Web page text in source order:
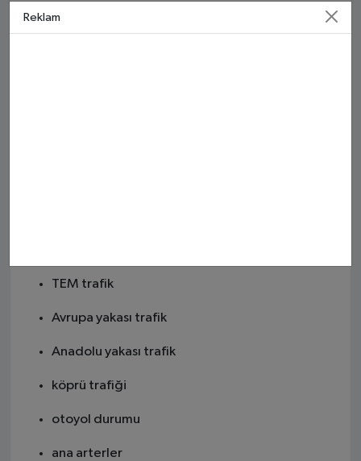
trafik kazası
TEM trafik
Avrupa yakası trafik
Anadolu yakası trafik
köprü trafiği
otoyol durumu
ana arterler
Reklam